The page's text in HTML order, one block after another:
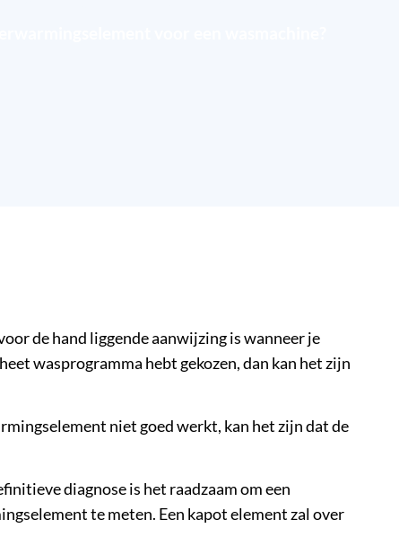
de hand liggende aanwijzing is wanneer je
wasprogramma hebt gekozen, dan kan het zijn
niet goed werkt, kan het zijn dat de
diagnose is het raadzaam om een
te meten. Een kapot element zal over